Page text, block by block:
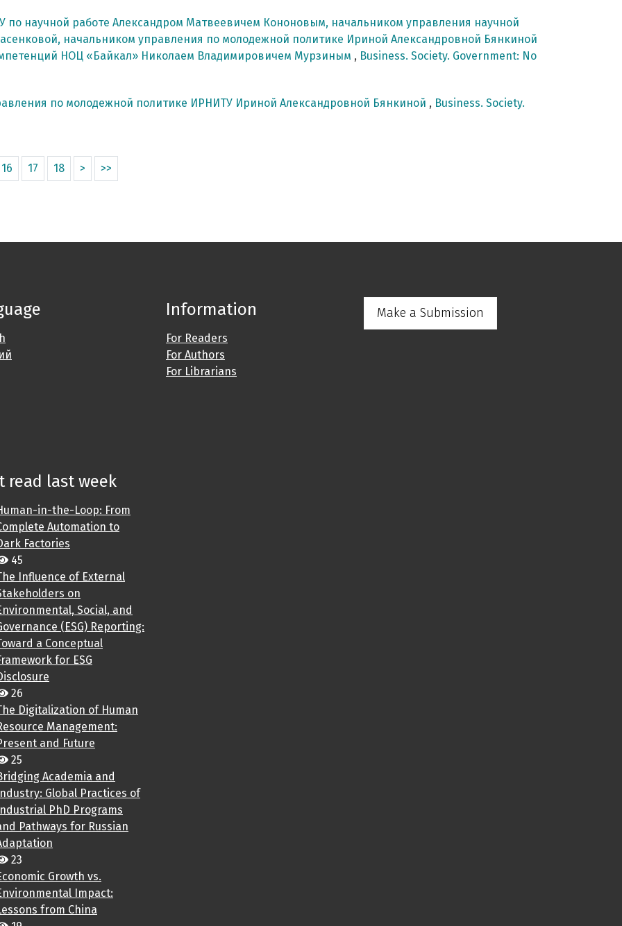
по научной работе Александром Матвеевичем Кононовым, начальником управления научной
начальником управления по молодежной политике Ириной Александровной Бянкиной
НОЦ «Байкал» Николаем Владимировичем Мурзиным , Business. Society. Government: No
по молодежной политике ИРНИТУ Ириной Александровной Бянкиной , Business. Society.
16 17 18 > >>
Information
For Readers
For Authors
For Librarians
Make a Submission
read last week
in-the-Loop: From
Automation to
Factories
45
Influence of External
on
Social, and
(ESG) Reporting:
a Conceptual
for ESG
26
Digitalization of Human
Management:
and Future
25
Academia and
Industry: Global Practices of
Industrial PhD Programs
Pathways for Russian
23
Growth vs.
Impact:
from China